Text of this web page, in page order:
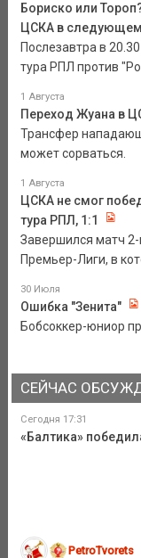
Бориско или
ЦСКА в
Послезавтра в
тура РПЛ против
1 Августа
Переход Жуана в
Трансфер
может сорваться.
1 Августа
ЦСКА не смог
тура РПЛ, 1:1
Завершился матч
Премьер-Лиги, в
30 Июля
Ошибка "Зенита"
Бобсоккер-юниор
СЕЙЧАС
Сегодня 17:31
«Балтика»
PetroTvorets